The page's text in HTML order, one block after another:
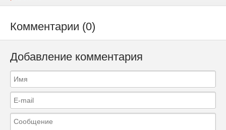
Комментарии (0)
Добавление комментария